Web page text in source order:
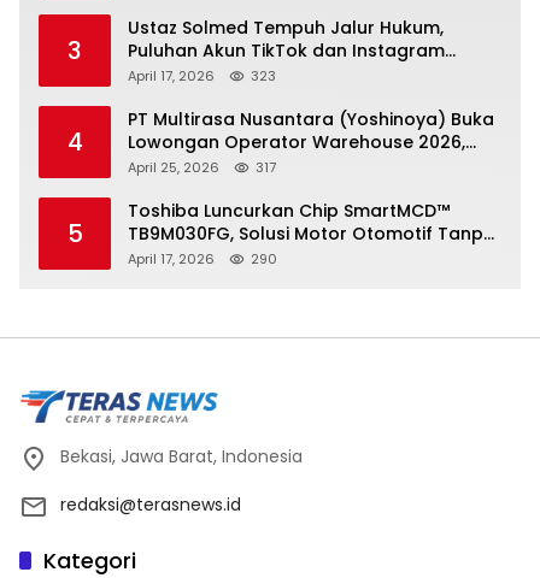
3
Ustaz Solmed Tempuh Jalur Hukum,
Puluhan Akun TikTok dan Instagram
Dilaporkan atas Tuduhan Fitnah
April 17, 2026 323
4
PT Multirasa Nusantara (Yoshinoya) Buka
Lowongan Operator Warehouse 2026,
Penempatan CK Bekasi
April 25, 2026 317
5
Toshiba Luncurkan Chip SmartMCD™
TB9M030FG, Solusi Motor Otomotif Tanpa
Sensor di Kecepatan Nol
April 17, 2026 290
Bekasi, Jawa Barat, Indonesia
redaksi@terasnews.id
Kategori